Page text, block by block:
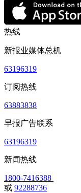
热线
新报业媒体总机
63196319
订阅热线
63883838
早报广告联系
63196319
新闻热线
1800-7416388
或 92288736